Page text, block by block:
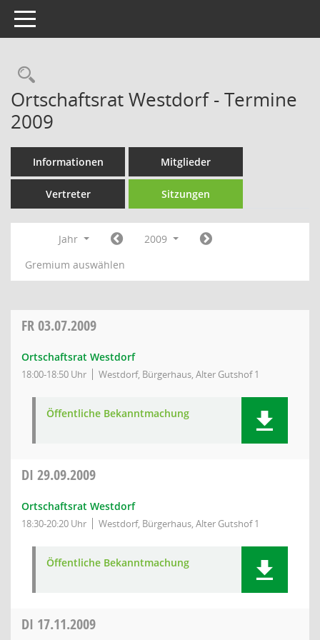
Toggle navigation
Rechercheauswahl
Ortschaftsrat Westdorf - Termine
2009
Informationen Mitglieder
Vertreter Sitzungen
Jahr
2009
Gremium auswählen
FR03.07.2009
Ortschaftsrat Westdorf
18:00-18:50 Uhr Westdorf, Bürgerhaus, Alter Gutshof 1
Öffentliche Bekanntmachung
DI 29.09.2009
Ortschaftsrat Westdorf
18:30-20:20 Uhr Westdorf, Bürgerhaus, Alter Gutshof 1
Öffentliche Bekanntmachung
DI 17.11.2009